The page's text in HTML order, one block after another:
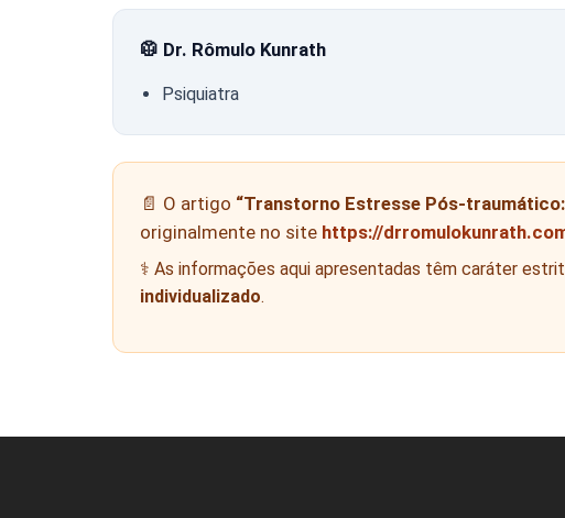
🥼 Dr. Rômulo Kunrath
Psiquiatra
📄 O artigo “Transtorno Estresse Pós-
originalmente no site https://
⚕️ As informações aqui apresentadas têm caráter
individualizado.